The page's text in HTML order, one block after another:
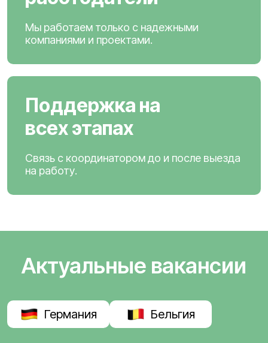
Мы работаем только с надежными
компаниями и проектами.
Поддержка на
всех этапах
Связь с координатором до и после выезда
на работу.
Актуальные вакансии
Германия Бельгия